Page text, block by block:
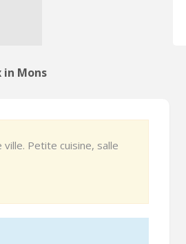
in Mons
Petite cuisine, salle